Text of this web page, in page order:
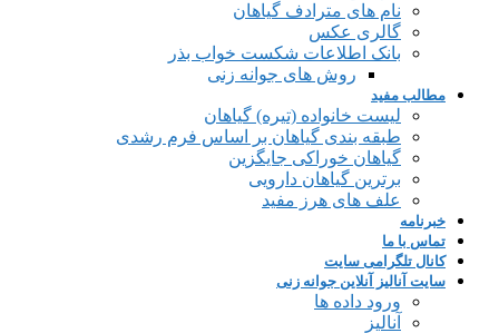
نام های مترادف گیاهان
گالری عکس
بانک اطلاعات شکست خواب بذر
روش های جوانه زنی
مطالب مفید
لیست خانواده (تیره) گیاهان
طبقه بندی گیاهان بر اساس فرم رشدی
گیاهان خوراکی جایگزین
برترین گیاهان دارویی
علف های هرز مفید
خبرنامه
تماس با ما
کانال تلگرامی سایت
سایت آنالیز آنلاین جوانه زنی
ورود داده ها
آنالیز